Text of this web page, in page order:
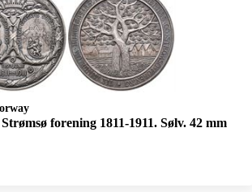
forening 1811-1911. Sølv. 42 mm